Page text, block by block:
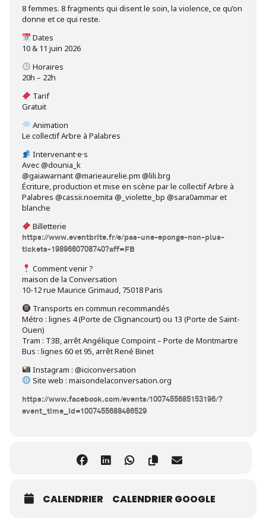
8 femmes. 8 fragments qui disent le soin, la violence, ce qu’on
donne et ce qui reste.
Dates
10 & 11 juin 2026
Horaires
20h – 22h
Tarif
Gratuit
Animation
Le collectif Arbre à Palabres
Intervenant·e·s
Avec @dounia_k
@gaiawarnant @marieaurelie.pm @lili.brg
Écriture, production et mise en scène par le collectif Arbre à
Palabres @cassii.noemita @_violette_bp @sara0ammar et
blanche
Billetterie
https://www.eventbrite.fr/e/pas-une-eponge-non-plus-
tickets-1989660708740?aff=FB
Comment venir ?
maison de la Conversation
10-12 rue Maurice Grimaud, 75018 Paris
Transports en commun recommandés
Métro : lignes 4 (Porte de Clignancourt) ou 13 (Porte de Saint-
Ouen)
Tram : T3B, arrêt Angélique Compoint – Porte de Montmartre
Bus : lignes 60 et 95, arrêt René Binet
Instagram : @iciconversation
Site web : maisondelaconversation.org
https://www.facebook.com/events/1007455685153196/?
event_time_id=1007455688486529
CALENDRIER CALENDRIER GOOGLE